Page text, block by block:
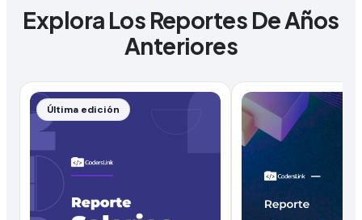
Explora Los Reportes De Años
Anteriores
Última edición